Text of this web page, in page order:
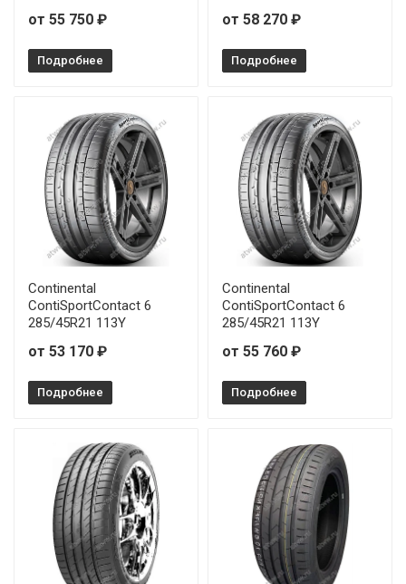
от 55 750 ₽
Подробнее
от 58 270 ₽
Подробнее
Continental
ContiSportContact 6
285/45R21 113Y
от 53 170 ₽
Подробнее
Continental
ContiSportContact 6
285/45R21 113Y
от 55 760 ₽
Подробнее